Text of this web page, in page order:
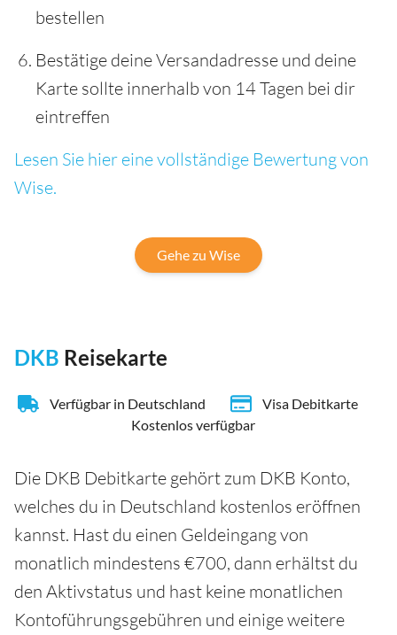
bestellen
Bestätige deine Versandadresse und deine
Karte sollte innerhalb von 14 Tagen bei dir
eintreffen
Lesen Sie hier eine vollständige Bewertung von
Wise.
Gehe zu Wise
DKB Reisekarte
Verfügbar in Deutschland
Visa Debitkarte
Kostenlos verfügbar
Die DKB Debitkarte gehört zum DKB Konto,
welches du in Deutschland kostenlos eröffnen
kannst. Hast du einen Geldeingang von
monatlich mindestens €700, dann erhältst du
den Aktivstatus und hast keine monatlichen
Kontoführungsgebühren und einige weitere